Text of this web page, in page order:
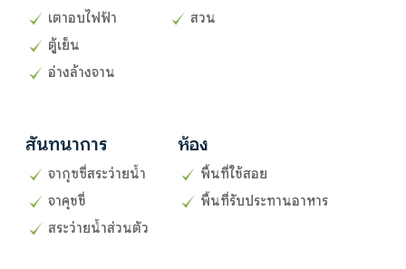
เตาอบไฟฟ้า
ตู้เย็น
อ่างล้างจาน
สวน
สันทนาการ
จากุซซี่สระว่ายน้ำ
จาคุชชี่
สระว่ายน้ำส่วนตัว
ห้อง
พื้นที่ใช้สอย
พื้นที่รับประทานอาหาร